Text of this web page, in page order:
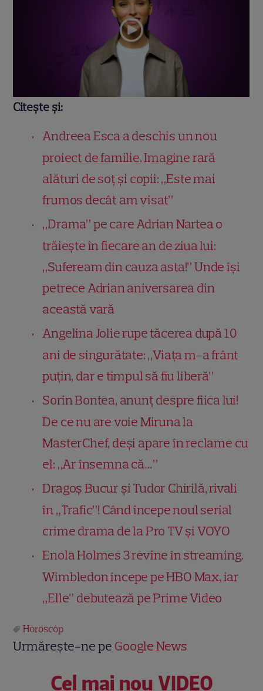
Citește și:
Andreea Esca a deschis un nou
proiect de familie. Imagine rară
alături de soț și copii: „Este mai
frumos decât am visat”
„Drama” pe care Adrian Nartea o
trăiește în fiecare an de ziua lui:
„Sufeream din cauza asta!” Unde își
petrece Adrian aniversarea din
această vară
Angelina Jolie rupe tăcerea după 10
ani de singurătate: „Viața m-a frânt
puțin, dar e timpul să fiu liberă”
Sorin Bontea, anunț despre fiica lui!
De ce nu are voie Miruna la
MasterChef, deși apare în reclame cu
el: „Ar însemna că…”
Dragoș Bucur și Tudor Chirilă, rivali
în „Trafic”! Când începe noul serial
crime drama de la Pro TV și VOYO
Enola Holmes 3 revine în streaming.
Wimbledon începe pe HBO Max, iar
„Elle” debutează pe Prime Video
Horoscop
Urmărește-ne pe Google News
Cel mai nou VIDEO